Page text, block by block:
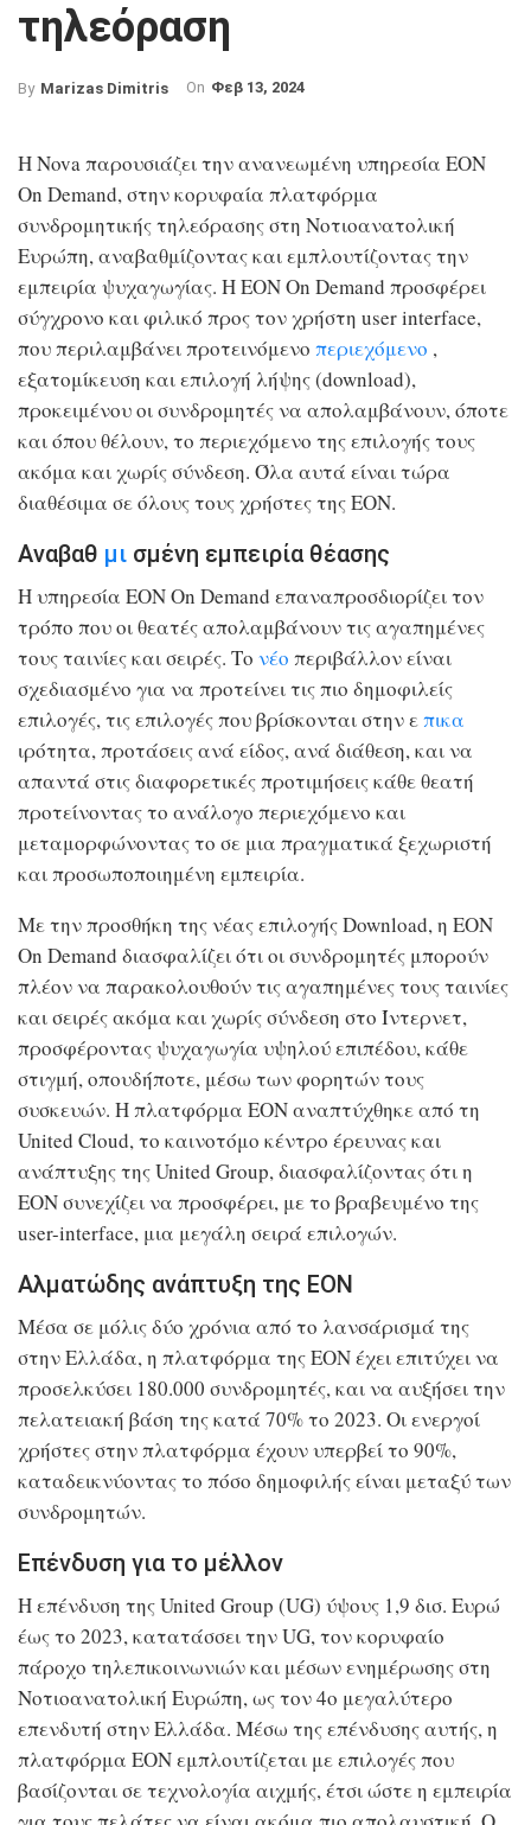
τηλεόραση
By Marizas Dimitris On Φεβ 13, 2024
Η Nova παρουσιάζει την ανανεωμένη υπηρεσία EON
On Demand, στην κορυφαία πλατφόρμα
συνδρομητικής τηλεόρασης στη Νοτιοανατολική
Ευρώπη, αναβαθμίζοντας και εμπλουτίζοντας την
εμπειρία ψυχαγωγίας. Η EON On Demand προσφέρει
σύγχρονο και φιλικό προς τον χρήστη user interface,
που περιλαμβάνει προτεινόμενο περιεχόμενο ,
εξατομίκευση και επιλογή λήψης (download),
προκειμένου οι συνδρομητές να απολαμβάνουν, όποτε
και όπου θέλουν, το περιεχόμενο της επιλογής τους
ακόμα και χωρίς σύνδεση. Όλα αυτά είναι τώρα
διαθέσιμα σε όλους τους χρήστες της ΕΟΝ.
Αναβαθ μι σμένη εμπειρία θέασης
Η υπηρεσία EON Οn Demand επαναπροσδιορίζει τον
τρόπο που οι θεατές απολαμβάνουν τις αγαπημένες
τους ταινίες και σειρές. Το νέο περιβάλλον είναι
σχεδιασμένο για να προτείνει τις πιο δημοφιλείς
επιλογές, τις επιλογές που βρίσκονται στην επικα
ιρότητα, προτάσεις ανά είδος, ανά διάθεση, και να
απαντά στις διαφορετικές προτιμήσεις κάθε θεατή
προτείνοντας το ανάλογο περιεχόμενο και
μεταμορφώνοντας το σε μια πραγματικά ξεχωριστή
και προσωποποιημένη εμπειρία.
Με την προσθήκη της νέας επιλογής Download, η EON
On Demand διασφαλίζει ότι οι συνδρομητές μπορούν
πλέον να παρακολουθούν τις αγαπημένες τους ταινίες
και σειρές ακόμα και χωρίς σύνδεση στο Ίντερνετ,
προσφέροντας ψυχαγωγία υψηλού επιπέδου, κάθε
στιγμή, οπουδήποτε, μέσω των φορητών τους
συσκευών. Η πλατφόρμα ΕΟΝ αναπτύχθηκε από τη
United Cloud, το καινοτόμο κέντρο έρευνας και
ανάπτυξης της United Group, διασφαλίζοντας ότι η
ΕΟΝ συνεχίζει να προσφέρει, με το βραβευμένο της
user-interface, μια μεγάλη σειρά επιλογών.
Αλματώδης ανάπτυξη της ΕΟΝ
Μέσα σε μόλις δύο χρόνια από το λανσάρισμά της
στην Ελλάδα, η πλατφόρμα της ΕΟΝ έχει επιτύχει να
προσελκύσει 180.000 συνδρομητές, και να αυξήσει την
πελατειακή βάση της κατά 70% το 2023. Οι ενεργοί
χρήστες στην πλατφόρμα έχουν υπερβεί το 90%,
καταδεικνύοντας το πόσο δημοφιλής είναι μεταξύ των
συνδρομητών.
Επένδυση για το μέλλον
Η επένδυση της United Group (UG) ύψους 1,9 δισ. Ευρώ
έως το 2023, κατατάσσει την UG, τον κορυφαίο
πάροχο τηλεπικοινωνιών και μέσων ενημέρωσης στη
Νοτιοανατολική Ευρώπη, ως τον 4ο μεγαλύτερο
επενδυτή στην Ελλάδα. Μέσω της επένδυσης αυτής, η
πλατφόρμα ΕΟΝ εμπλουτίζεται με επιλογές που
βασίζονται σε τεχνολογία αιχμής, έτσι ώστε η εμπειρία